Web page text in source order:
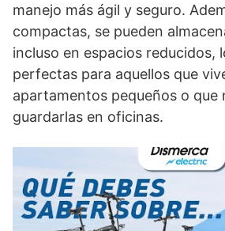
manejo más ágil y seguro.
compactas, se pueden
incluso en espacios reducidos,
perfectas para aquellos que
apartamentos pequeños o que
guardarlas en oficinas.